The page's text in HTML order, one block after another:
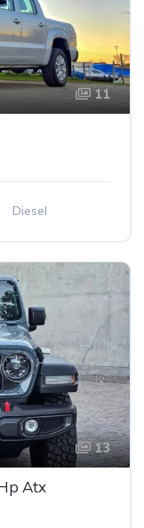
11
Diesel
13
Atx